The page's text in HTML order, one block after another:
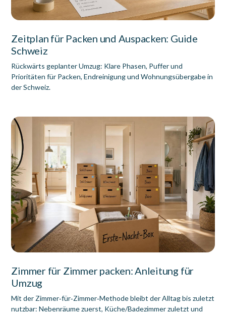
Zeitplan für Packen und Auspacken: Guide
Schweiz
Rückwärts geplanter Umzug: Klare Phasen, Puffer und
Prioritäten für Packen, Endreinigung und Wohnungsübergabe in
der Schweiz.
Zimmer für Zimmer packen: Anleitung für
Umzug
Mit der Zimmer‑für‑Zimmer‑Methode bleibt der Alltag bis zuletzt
nutzbar: Nebenräume zuerst, Küche/Badezimmer zuletzt und